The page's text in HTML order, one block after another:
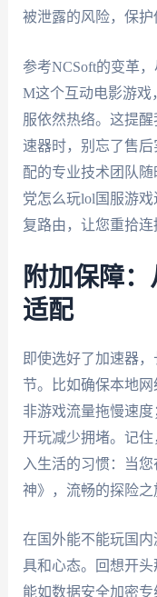
被泄露的风险，保护
参考NCSoft的变革
M这个互动电影游戏
服依然热络。这提
速器时，别忘了售后
配的专业技术团队
党怎么玩lol国服游
复路由，让您重拾连
附加保障
适配
即使选好了加速器
节。比如确保本地
非游戏流量拖慢速
开玩减少拥堵。记
入生活的习惯：当
神》，流畅的探险之
在国外能不能玩国
具和心态。回想开头
能如数据安全加密